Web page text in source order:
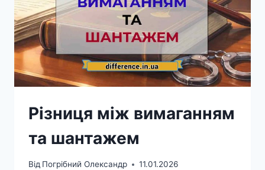
Різниця між вимаганням
та шантажем
Від Погрібний Олександр 11.01.2026